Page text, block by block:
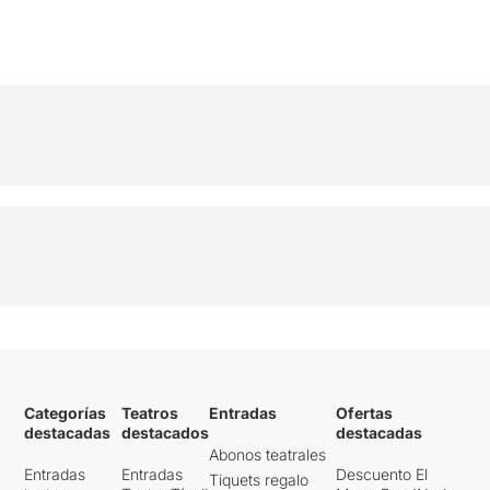
Categorías
destacadas
Entradas
Teatros
destacados
Entradas
Entradas
Abonos teatrales
Tiquets regalo
Ofertas
destacadas
Descuento El